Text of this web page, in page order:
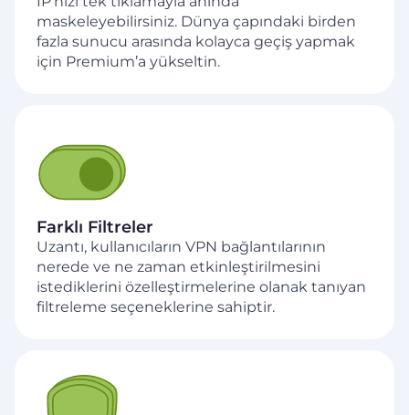
maskeleyebilirsiniz. Dünya çapındaki birden
fazla sunucu arasında kolayca geçiş yapmak
için Premium’a yükseltin.
Farklı Filtreler
Uzantı, kullanıcıların VPN bağlantılarının
nerede ve ne zaman etkinleştirilmesini
istediklerini özelleştirmelerine olanak tanıyan
filtreleme seçeneklerine sahiptir.